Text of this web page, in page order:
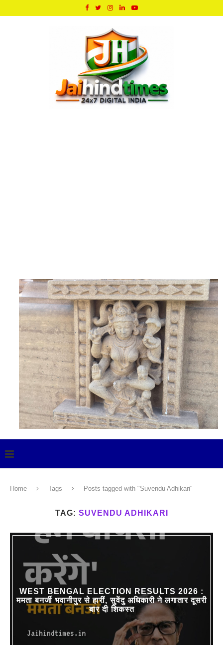
Home Tags Posts tagged with "Suvendu Adhikari"
TAG: SUVENDU ADHIKARI
WEST BENGAL ELECTION RESULTS 2026 :
ममता बनर्जी भवानीपुर से हारीं, सुवेंदु अधिकारी ने लगातार दूसरी
बार दी शिकस्त